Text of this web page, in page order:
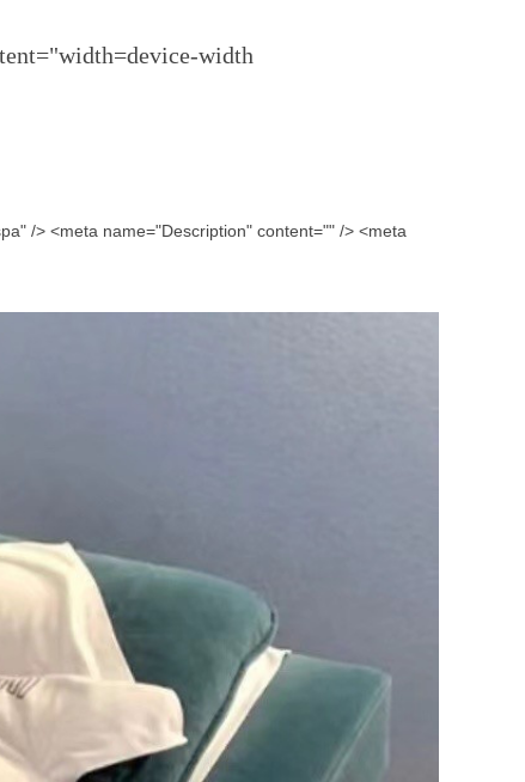
width
/> <meta name="Description" content="" /> <meta